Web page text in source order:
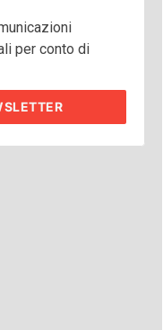
per conto di